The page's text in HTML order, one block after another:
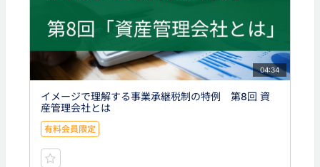
04:34
イメージで理解する事業承継税制の特例 第8回 資
産管理会社とは
有料会員限定